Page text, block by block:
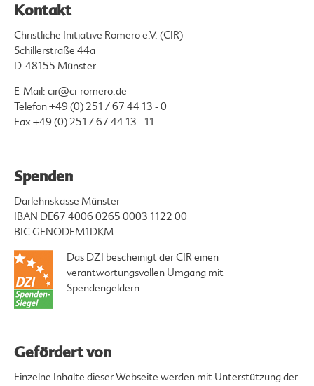
Kontakt
Christliche Initiative Romero e.V. (CIR)
Schillerstraße 44a
D-48155 Münster
E-Mail: cir@ci-romero.de
Telefon+49 (0) 251 / 67 44 13 - 0
Fax +49 (0) 251 / 67 44 13 - 11
Spenden
Darlehnskasse Münster
IBAN DE67 4006 0265 0003 1122 00
BIC GENODEM1DKM
Das DZI bescheinigt der CIR einen
verantwortungsvollen Umgang mit
Spendengeldern.
Gefördert von
Einzelne Inhalte dieser Webseite werden mit Unterstützung der